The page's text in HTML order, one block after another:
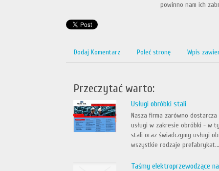
powinno nam ich
Dodaj Komentarz Poleć stronę Wpis
Przeczytać warto:
Usługi obróbki stali
Nasza firma zarówno
usługi w zakresie obróbki - w
stali oraz świadczymy usługi
wszystkie rodzaje
Taśmy elektroprzewodzące